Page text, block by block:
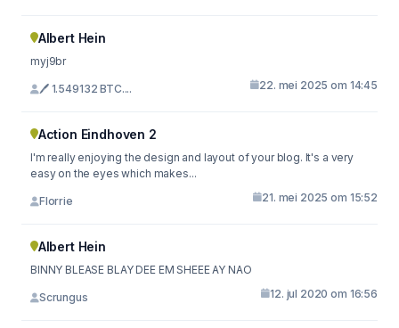
Albert Hein
myj9br
🖊 1.549132 BTC.... 22. mei 2025 om 14:45
Action Eindhoven 2
I'm really enjoying the design and layout of your blog. It's a very
easy on the eyes which makes...
Florrie 21. mei 2025 om 15:52
Albert Hein
BINNY BLEASE BLAY DEE EM SHEEE AY NAO
Scrungus 12. jul 2020 om 16:56